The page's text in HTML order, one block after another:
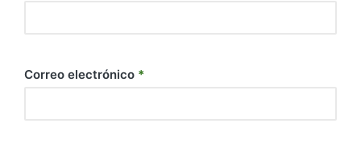
Correo electrónico *